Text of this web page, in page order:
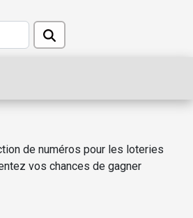
de numéros pour les loteries
vos chances de gagner